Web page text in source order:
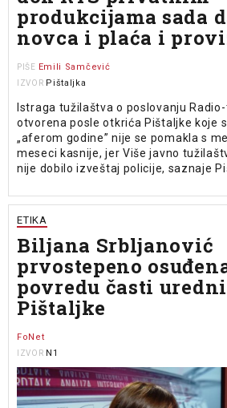
produkcijama sada
novca i plaća i
PIŠE Emili Samčević
IZVOR Pištaljka
Istraga tužilaštva o poslovanju
otvorena posle otkrića Pištaljke koje
„aferom godine” nije se pomakla s
meseci kasnije, jer Više javno
nije dobilo izveštaj policije, saznaje
ETIKA
Biljana Srbljanović
prvostepeno
povredu časti
Pištaljke
FoNet
IZVOR N1